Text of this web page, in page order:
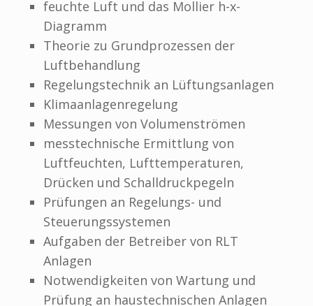
feuchte Luft und das Mollier h-x-
Diagramm
Theorie zu Grundprozessen der
Luftbehandlung
Regelungstechnik an Lüftungsanlagen
Klimaanlagenregelung
Messungen von Volumenströmen
messtechnische Ermittlung von
Luftfeuchten, Lufttemperaturen,
Drücken und Schalldruckpegeln
Prüfungen an Regelungs- und
Steuerungssystemen
Aufgaben der Betreiber von RLT
Anlagen
Notwendigkeiten von Wartung und
Prüfung an haustechnischen Anlagen